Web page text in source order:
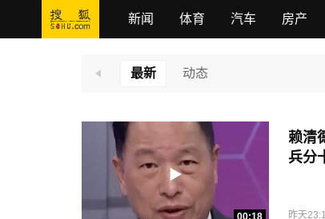
新闻 体育 汽车 房产
最新 动态
00:18
赖清
兵分
昨天